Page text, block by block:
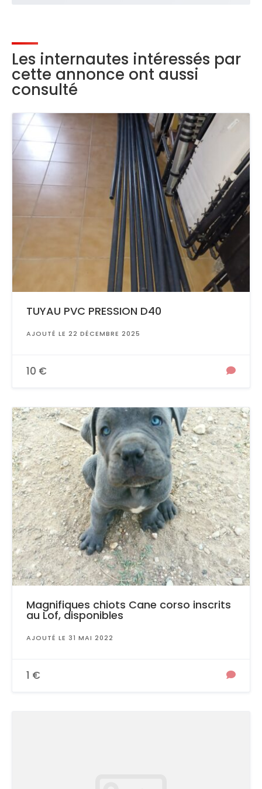
Les internautes intéressés par
cette annonce ont aussi
consulté
TUYAU PVC PRESSION D40
AJOUTÉ LE 22 DÉCEMBRE 2025
10 €
Magnifiques chiots Cane corso inscrits
au Lof, disponibles
AJOUTÉ LE 31 MAI 2022
1 €